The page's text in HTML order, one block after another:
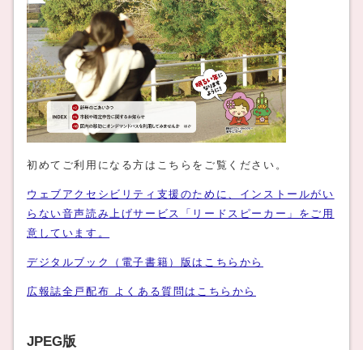
初めてご利用になる方はこちらをご覧ください。
ウェブアクセシビリティ支援のために、インストールがい
らない音声読み上げサービス「リードスピーカー」をご用
意しています。
デジタルブック（電子書籍）版はこちらから
広報誌全戸配布 よくある質問はこちらから
JPEG版